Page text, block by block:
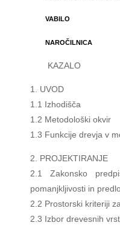
VABILO
NAROČILNICA
KAZALO
1. UVOD
1.1 Izhodišča
1.2 Metodološki okvir
1.3 Funkcije drevja v
2. PROJEKTIRANJE
2.1 Zakonsko
pomanjkljivosti in
2.2 Prostorski kriteriji
2.3 Izbor drevesnih